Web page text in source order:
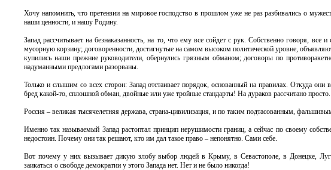
Хочу напомнить, что претензии на мировое господство в прошлом уже не раз разбивались о
наши ценности, и нашу Родину.
Запад рассчитывает на безнаказанность, на то, что ему все сойдет с рук. Собственно говоря, все
мусорную корзину; договоренности, достигнутые на самом высоком политической уровне,
купились наши прежние руководители, обернулись грязным обманом; договоры по
надуманными предлогами разорваны.
Только и слышим со всех сторон: Запад отстаивает порядок, основанный на правилах. Откуда
бред какой-то, сплошной обман, двойные или уже тройные стандарты! На дураков рассчитано просто.
Россия – великая тысячелетняя держава, страна-цивилизация, и по таким подтасованным,
Именно так называемый Запад растоптал принцип нерушимости границ, а сейчас по своему
недостоин. Почему они так решают, кто им дал такое право – непонятно. Сами себе.
Вот почему у них вызывает дикую злобу выбор людей в Крыму, в Севастополе, в Донецке,
заикаться о свободе демократии у этого Запада нет. Нет и не было никогда!